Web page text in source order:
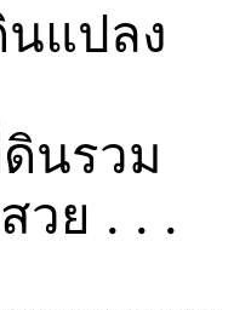
แปลง
นรวม
วย . . .